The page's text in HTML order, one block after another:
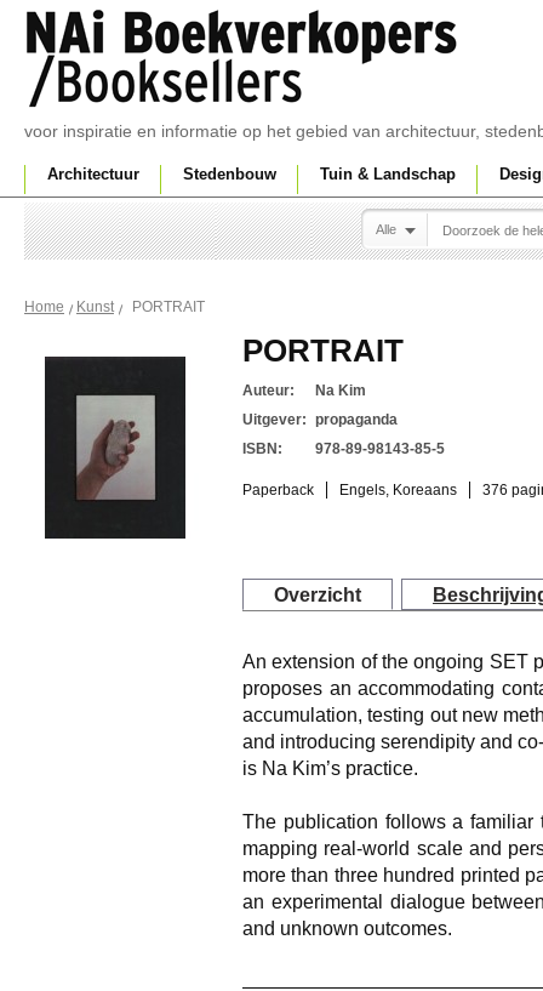
voor inspiratie en informatie op het gebied van architectuur,
Architectuur Stedenbouw Tuin & Landschap
Alle
Home Kunst PORTRAIT
PORTRAIT
Auteur:
Na Kim
Uitgever: propaganda
ISBN:
978-89-98143-85-5
Paperback Engels, Koreaans 376
Overzicht
An extension of the ongoing SET
proposes an accommodating
accumulation, testing out new
and introducing serendipity and
is Na Kim’s practice.
The publication follows a familiar
mapping real-world scale and
more than three hundred printed
an experimental dialogue
and unknown outcomes.